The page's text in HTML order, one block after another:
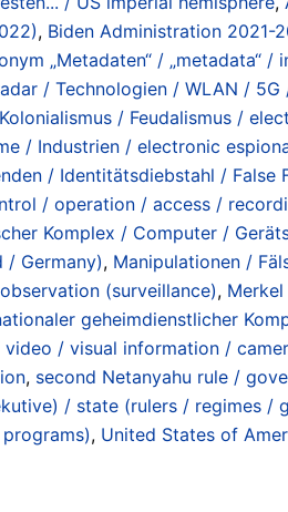
, Biden Administration 2021-
„Metadaten“ / „metadata“
/ Technologien / WLAN /
/ Feudalismus /
/ Industrien / electronic
/ Identitätsdiebstahl /
/ operation / access /
Komplex / Computer /
/ Germany), Manipulationen /
(surveillance),
geheimdienstlicher
/ visual information /
, second Netanyahu rule /
/ state (rulers / regimes /
, United States of